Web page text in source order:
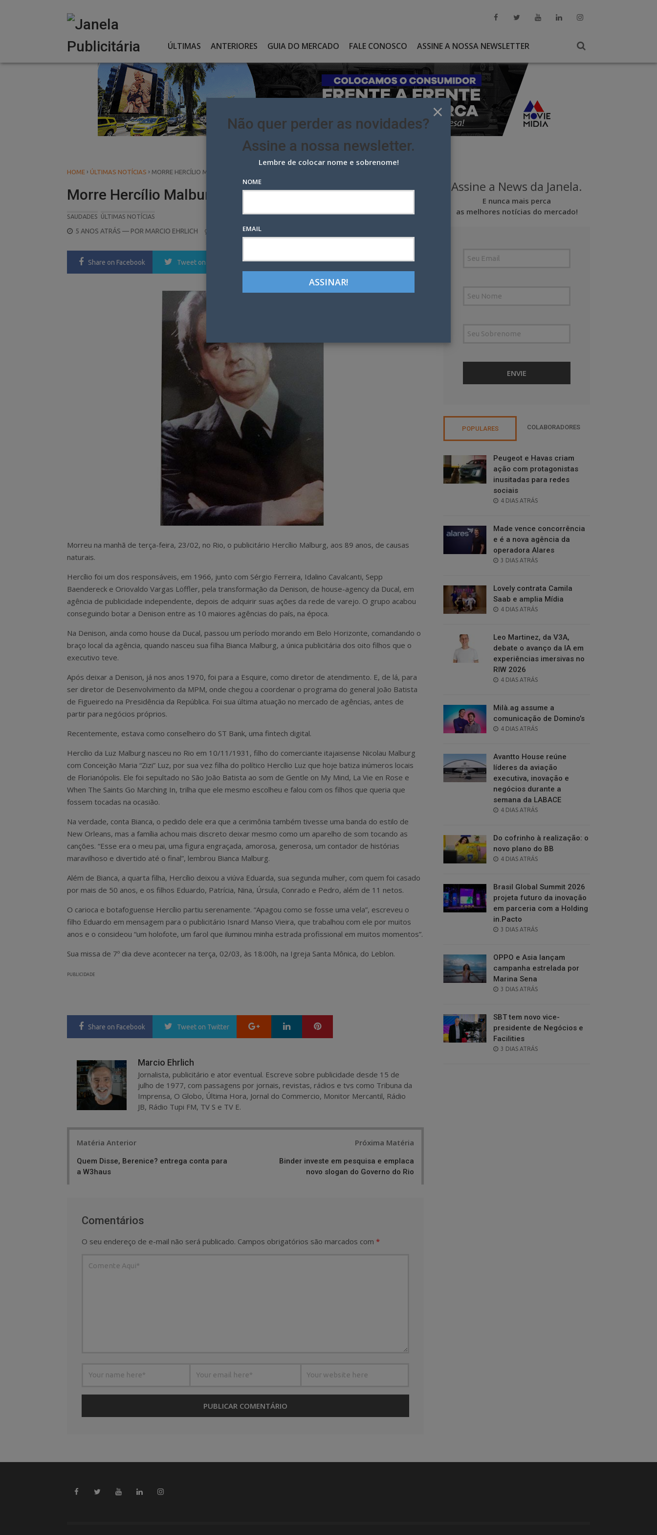
ÚLTIMAS ANTERIORES GUIA DO MERCADO FALE CONOSCO ASSINE A NOSSA NEWSLETTER
HOME › ÚLTIMAS NOTÍCIAS › MORRE HERCÍLIO MALBURG, EX-DENISON, ESQUIRE E MPM
Morre Hercílio Malburg, ex-Denison, Esquire e MPM
SAUDADES ÚLTIMAS NOTÍCIAS
POSTED
5 ANOS ATRÁS — POR MARCIO EHRLICH
Share on Facebook Tweet on Twitter Google+ LinkedIn Pinterest
Morreu na manhã de terça-feira, 23/02, no Rio, o publicitário Hercílio Malburg, aos 89 anos, de causas
naturais.
Hercílio foi um dos responsáveis, em 1966, junto com Sérgio Ferreira, Idalino Cavalcanti, Sepp
Baendereck e Oriovaldo Vargas Löffler, pela transformação da Denison, de house-agency da Ducal, em
agência de publicidade independente, depois de adquirir suas ações da rede de varejo. O grupo acabou
conseguindo botar a Denison entre as 10 maiores agências do país, na época.
Na Denison, ainda como house da Ducal, passou um período morando em Belo Horizonte, comandando o
braço local da agência, quando nasceu sua filha Bianca Malburg, a única publicitária dos oito filhos que o
executivo teve.
Após deixar a Denison, já nos anos 1970, foi para a Esquire, como diretor de atendimento. E, de lá, para
ser diretor de Desenvolvimento da MPM, onde chegou a coordenar o programa do general João Batista
de Figueiredo na Presidência da República. Foi sua última atuação no mercado de agências, antes de
partir para negócios próprios.
Recentemente, estava como conselheiro do ST Bank, uma fintech digital.
Hercílio da Luz Malburg nasceu no Rio em 10/11/1931, filho do comerciante itajaisense Nicolau Malburg
com Conceição Maria “Zizi” Luz, por sua vez filha do político Hercílio Luz que hoje batiza inúmeros locais
de Florianópolis. Ele foi sepultado no São João Batista ao som de Gentle on My Mind, La Vie en Rose e
When The Saints Go Marching In, trilha que ele mesmo escolheu e falou com os filhos que queria que
fossem tocadas na ocasião.
Na verdade, conta Bianca, o pedido dele era que a cerimônia também tivesse uma banda do estilo de
New Orleans, mas a família achou mais discreto deixar mesmo como um aparelho de som tocando as
canções. “Esse era o meu pai, uma figura engraçada, amorosa, generosa, um contador de histórias
maravilhoso e divertido até o final”, lembrou Bianca Malburg.
Além de Bianca, a quarta filha, Hercílio deixou a viúva Eduarda, sua segunda mulher, com quem foi casado
por mais de 50 anos, e os filhos Eduardo, Patrícia, Nina, Úrsula, Conrado e Pedro, além de 11 netos.
O carioca e botafoguense Hercílio partiu serenamente. “Apagou como se fosse uma vela”, escreveu o
filho Eduardo em mensagem para o publicitário Isnard Manso Vieira, que trabalhou com ele por muitos
anos e o consideou “um holofote, um farol que iluminou minha estrada profissional em muitos momentos”.
Sua missa de 7º dia deve acontecer na terça, 02/03, às 18:00h, na Igreja Santa Mônica, do Leblon.
PUBLICIDADE
Share on Facebook Tweet on Twitter Google+ LinkedIn
Marcio Ehrlich
Jornalista, publicitário e ator eventual. Escreve sobre publicidade desde 15 de
julho de 1977, com passagens por jornais, revistas, rádios e tvs como Tribuna da
Imprensa, O Globo, Última Hora, Jornal do Commercio, Monitor Mercantil, Rádio
JB, Rádio Tupi FM, TV S e TV E.
Matéria Anterior
Quem Disse, Berenice? entrega conta para
a W3haus
Próxima Matéria
Binder investe em pesquisa e emplaca
novo slogan do Governo do Rio
Comentários
O seu endereço de e-mail não será publicado. Campos obrigatórios são marcados com *
Assine a News da Janela.
E nunca mais perca
as melhores notícias do mercado!
POPULARES COLABORADORES
Peugeot e Havas criam
ação com protagonistas
inusitadas para redes
sociais
POSTED
4 DIAS ATRÁS
Made vence concorrência
e é a nova agência da
operadora Alares
POSTED
3 DIAS ATRÁS
Lovely contrata Camila
Saab e amplia Mídia
POSTED
4 DIAS ATRÁS
Leo Martinez, da V3A,
debate o avanço da IA em
experiências imersivas no
RIW 2026
POSTED
4 DIAS ATRÁS
Milà.ag assume a
comunicação de Domino’s
POSTED
4 DIAS ATRÁS
Avantto House reúne
líderes da aviação
executiva, inovação e
negócios durante a
semana da LABACE
POSTED
4 DIAS ATRÁS
Do cofrinho à realização: o
novo plano do BB
POSTED
4 DIAS ATRÁS
Brasil Global Summit 2026
projeta futuro da inovação
em parceria com a Holding
in.Pacto
POSTED
3 DIAS ATRÁS
OPPO e Asia lançam
campanha estrelada por
Marina Sena
POSTED
3 DIAS ATRÁS
SBT tem novo vice-
presidente de Negócios e
Facilities
POSTED
3 DIAS ATRÁS
×
Não quer perder as novidades?
Assine a nossa newsletter.
Lembre de colocar nome e sobrenome!
NOME
EMAIL